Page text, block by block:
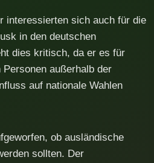
interessierten sich auch für die
in den deutschen
dies kritisch, da er es für
außerhalb der
auf nationale Wahlen
ob ausländische
sollten. Der